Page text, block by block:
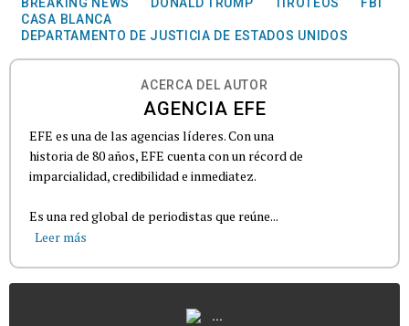
BREAKING NEWS DONALD TRUMP TIROTEOS
FBI
CASA BLANCA
DEPARTAMENTO DE JUSTICIA DE ESTADOS UNIDOS
ACERCA DEL AUTOR
AGENCIA EFE
EFE es una de las agencias líderes. Con una
historia de 80 años, EFE cuenta con un récord de
imparcialidad, credibilidad e inmediatez.
Es una red global de periodistas que reúne...
Leer más
...